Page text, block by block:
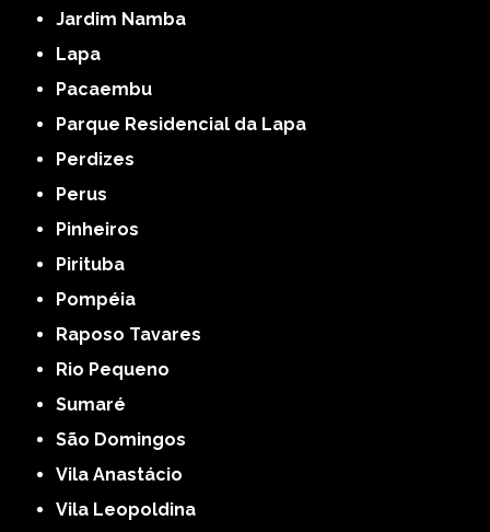
Jardim Namba
Lapa
Pacaembu
Parque Residencial da Lapa
Perdizes
Perus
Pinheiros
Pirituba
Pompéia
Raposo Tavares
Rio Pequeno
Sumaré
São Domingos
Vila Anastácio
Vila Leopoldina